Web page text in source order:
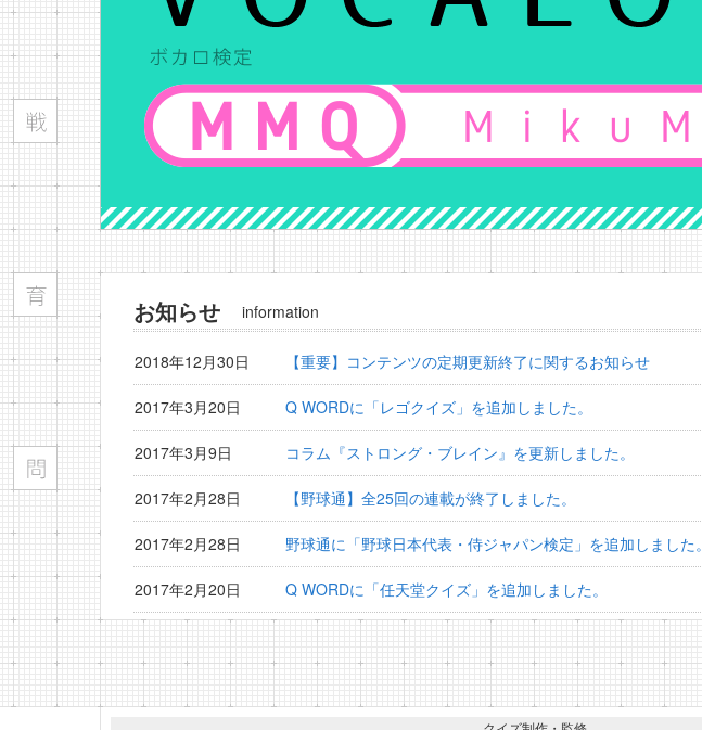
お知らせ information
2018年12月30日 【重要】コンテンツの定期更新終了に関するお知らせ
2017年3月20日 Q WORDに「レゴクイズ」を追加しました。
2017年3月9日 コラム『ストロング・ブレイン』を更新しました。
2017年2月28日 【野球通】全25回の連載が終了しました。
2017年2月28日 野球通に「野球日本代表・侍ジャパン検定」を追加しました。
2017年2月20日 Q WORDに「任天堂クイズ」を追加しました。
Q WORDに「夏目漱石クイズ」を追加しました。